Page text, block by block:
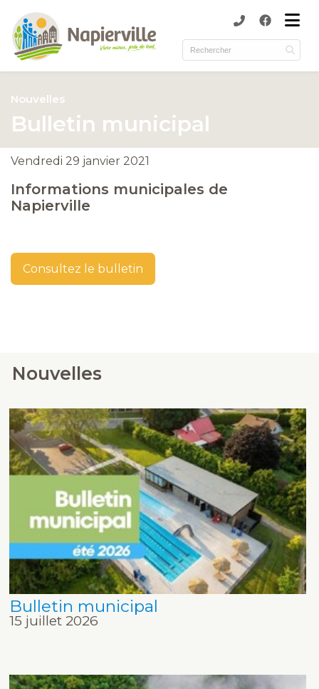
(Municipalité )
(Services )
(Environnement )
Nouvelles
Bulletin municipal
Vendredi 29 janvier 2021
Informations municipales de
Napierville
Consultez le bulletin
Nouvelles
Bulletin municipal
15 juillet 2026